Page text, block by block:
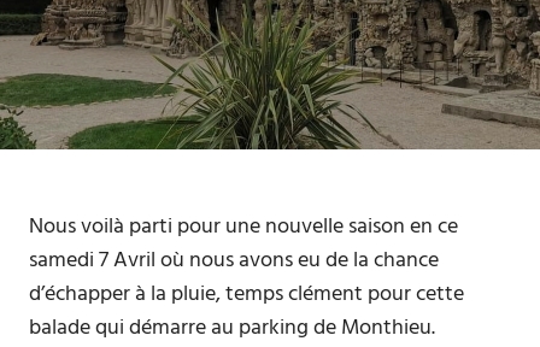
Nous voilà parti pour une nouvelle saison en ce
samedi 7 Avril où nous avons eu de la chance
d’échapper à la pluie, temps clément pour cette
balade qui démarre au parking de Monthieu.